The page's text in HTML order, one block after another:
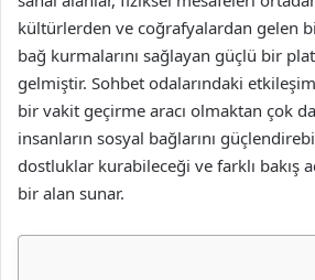
kültürlerden ve coğrafyalardan gelen
bağ kurmalarını sağlayan güçlü bir
gelmiştir. Sohbet odalarındaki
bir vakit geçirme aracı olmaktan çok
insanların sosyal bağlarını
dostluklar kurabileceği ve farklı bakış
bir alan sunar.